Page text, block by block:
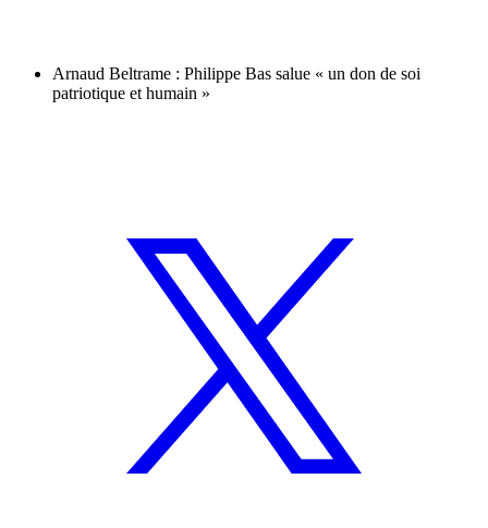
Arnaud Beltrame : Philippe Bas salue « un don de soi
patriotique et humain »